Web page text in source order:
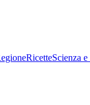
RicetteScienza